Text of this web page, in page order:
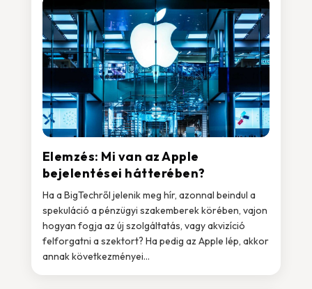
Elemzés: Mi van az Apple
bejelentései hátterében?
Ha a BigTechről jelenik meg hír, azonnal beindul a
spekuláció a pénzügyi szakemberek körében, vajon
hogyan fogja az új szolgáltatás, vagy akvizíció
felforgatni a szektort? Ha pedig az Apple lép, akkor
annak következményei...